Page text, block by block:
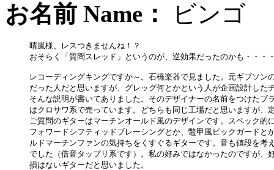
お名前 Name： ビン
晴嵐様、レスつきませんね！？
おそらく「質問スレッド」というのが、逆効果だったのかも・・・
レコーディングキングですか～。石橋楽器で見ました。元ギブソン
だった人だと思いますが、グレッグ何とかという人が企画設計した
そんな説明が書いてありました。そのデザイナーの名前をつけたブ
はクロサワ系で売っています。どちらも同じ工場だと思いますが、
ご質問のギターはマーチンオールド風のデザインです。スペック的
フォワードシフティッドブレーシングとか、鼈甲風ピックガードと
ルドマーチンファンの気持ちをくすぐるギターです。音も値段を考
でした（倍音タップリ系です）。私の好みではなかったのですが、
損はないギターだと思いました。